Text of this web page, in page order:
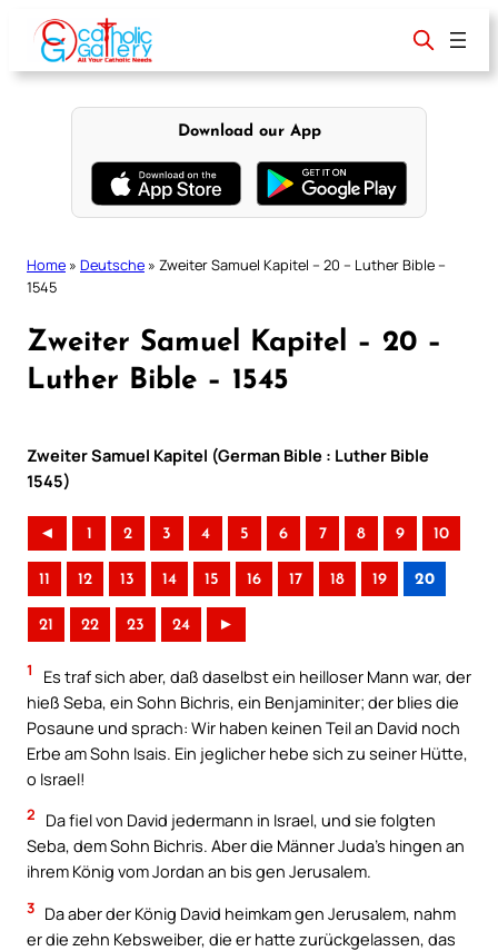
content
Download our App
Home » Deutsche » Zweiter Samuel Kapitel – 20 – Luther Bible –
1545
Zweiter Samuel Kapitel – 20 –
Luther Bible – 1545
Zweiter Samuel Kapitel (German Bible : Luther Bible
1545)
◄ 1 2 3 4 5 6 7 8 9 10
11 12 13 14 15 16 17 18 19 20
21 22 23 24 ►
1
Es traf sich aber, daß daselbst ein heilloser Mann war, der
hieß Seba, ein Sohn Bichris, ein Benjaminiter; der blies die
Posaune und sprach: Wir haben keinen Teil an David noch
Erbe am Sohn Isais. Ein jeglicher hebe sich zu seiner Hütte,
o Israel!
2
Da fiel von David jedermann in Israel, und sie folgten
Seba, dem Sohn Bichris. Aber die Männer Juda’s hingen an
ihrem König vom Jordan an bis gen Jerusalem.
3 Da aber der König David heimkam gen Jerusalem, nahm
er die zehn Kebsweiber, die er hatte zurückgelassen, das